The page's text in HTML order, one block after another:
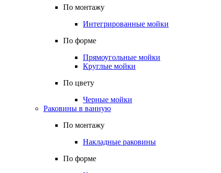
По монтажу
Интегрированные мойки
По форме
Прямоугольные мойки
Круглые мойки
По цвету
Черные мойки
Раковины в ванную
По монтажу
Накладные раковины
По форме